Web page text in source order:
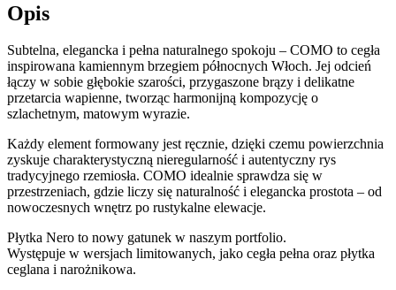
Opis
Subtelna, elegancka i pełna naturalnego spokoju – COMO to cegła
inspirowana kamiennym brzegiem północnych Włoch. Jej odcień
łączy w sobie głębokie szarości, przygaszone brązy i delikatne
przetarcia wapienne, tworząc harmonijną kompozycję o
szlachetnym, matowym wyrazie.
Każdy element formowany jest ręcznie, dzięki czemu powierzchnia
zyskuje charakterystyczną nieregularność i autentyczny rys
tradycyjnego rzemiosła. COMO idealnie sprawdza się w
przestrzeniach, gdzie liczy się naturalność i elegancka prostota – od
nowoczesnych wnętrz po rustykalne elewacje.
Płytka Nero to nowy gatunek w naszym portfolio.
Występuje w wersjach limitowanych, jako cegła pełna oraz płytka
ceglana i narożnikowa.